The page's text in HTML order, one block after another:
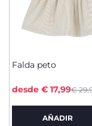
Falda peto
€to
desde € 17,99
AÑADIR